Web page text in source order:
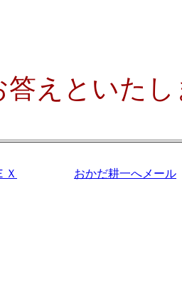
えといたし
Ｘ おかだ耕一へメール